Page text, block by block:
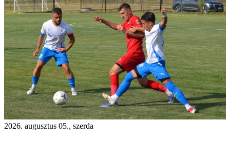
2026. augusztus 05., szerda